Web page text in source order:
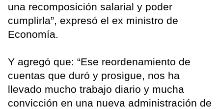
una recomposición salarial y poder
cumplirla”, expresó el ex ministro de
Economía.
Y agregó que: “Ese reordenamiento de
cuentas que duró y prosigue, nos ha
llevado mucho trabajo diario y mucha
convicción en una nueva administración de